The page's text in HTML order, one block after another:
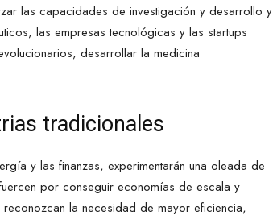
las capacidades de investigación y desarrollo y
las empresas tecnológicas y las startups
desarrollar la medicina
tradicionales
y las finanzas, experimentarán una oleada de
por conseguir economías de escala y
la necesidad de mayor eficiencia,